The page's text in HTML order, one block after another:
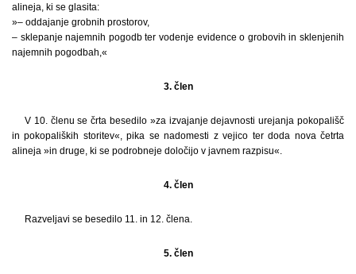
alineja, ki se glasita:
»– oddajanje grobnih prostorov,
– sklepanje najemnih pogodb ter vodenje evidence o grobovih in sklenjenih
najemnih pogodbah,«
3. člen
V 10. členu se črta besedilo »za izvajanje dejavnosti urejanja pokopališč
in pokopaliških storitev«, pika se nadomesti z vejico ter doda nova četrta
alineja »in druge, ki se podrobneje določijo v javnem razpisu«.
4. člen
Razveljavi se besedilo 11. in 12. člena.
5. člen